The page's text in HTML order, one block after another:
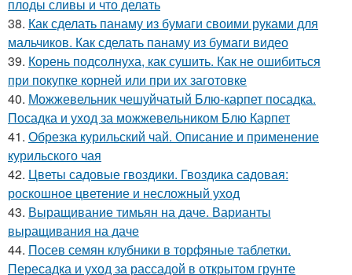
плоды сливы и что делать
38. Как сделать панаму из бумаги своими руками для
мальчиков. Как сделать панаму из бумаги видео
39. Корень подсолнуха, как сушить. Как не ошибиться
при покупке корней или при их заготовке
40. Можжевельник чешуйчатый Блю-карпет посадка.
Посадка и уход за можжевельником Блю Карпет
41. Обрезка курильский чай. Описание и применение
курильского чая
42. Цветы садовые гвоздики. Гвоздика садовая:
роскошное цветение и несложный уход
43. Выращивание тимьян на даче. Варианты
выращивания на даче
44. Посев семян клубники в торфяные таблетки.
Пересадка и уход за рассадой в открытом грунте